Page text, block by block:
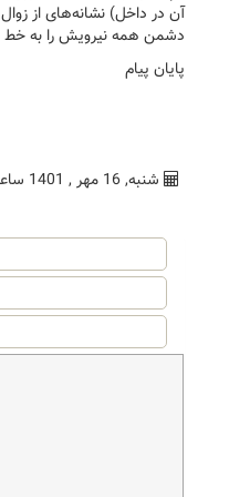
آن در داخل) نشانه‌های از
دشمن همه نیرویش را به خط
پایان پیام
شنبه, 16 مهر , 1401 ساعت : 17:21:25